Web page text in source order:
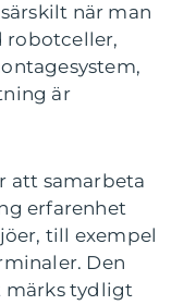
när man
robotceller,
är
att samarbeta
erfarenhet
till exempel
Den
märks tydligt